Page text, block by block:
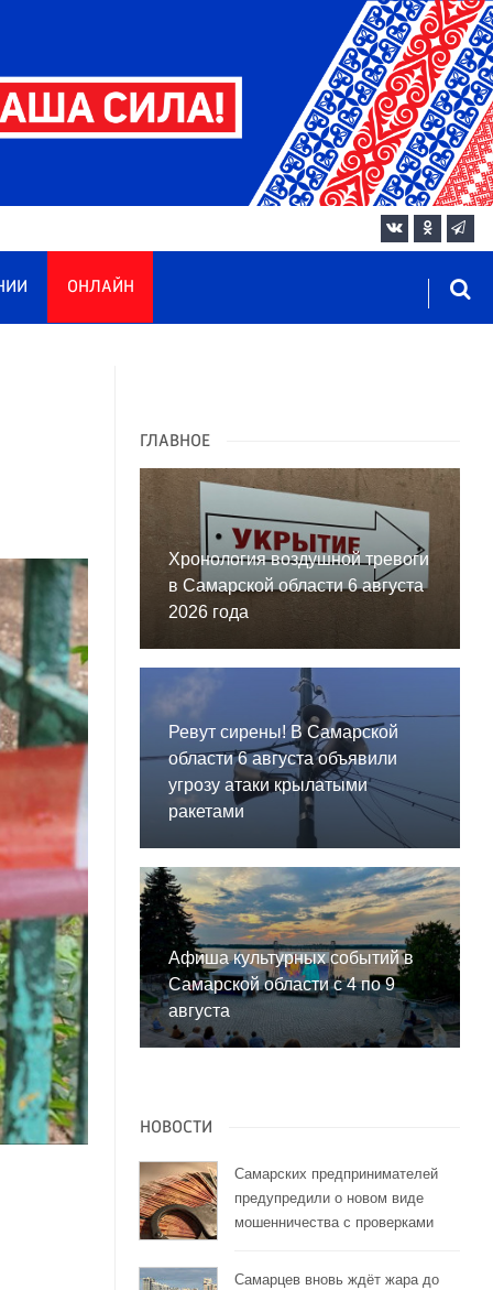
ОНЛАЙН
ГЛАВНОЕ
Хронология воздушной тревоги
в Самарской области 6 августа
2026 года
Ревут сирены! В Самарской
области 6 августа объявили
угрозу атаки крылатыми
ракетами
Афиша культурных событий в
Самарской области с 4 по 9
августа
НОВОСТИ
Самарских предпринимателей
предупредили о новом виде
мошенничества с проверками
Самарцев вновь ждёт жара до